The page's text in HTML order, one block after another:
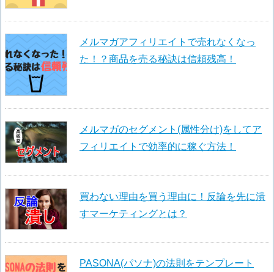
メルマガアフィリエイトで売れなくなっ
た！？商品を売る秘訣は信頼残高！
メルマガのセグメント(属性分け)をしてア
フィリエイトで効率的に稼ぐ方法！
買わない理由を買う理由に！反論を先に潰
すマーケティングとは？
PASONA(パソナ)の法則をテンプレート